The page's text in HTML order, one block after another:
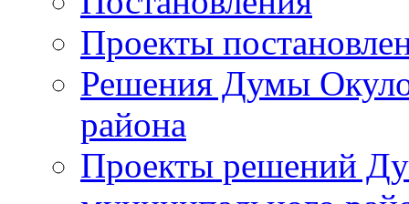
Проекты
Решения Думы
района
Проекты решений